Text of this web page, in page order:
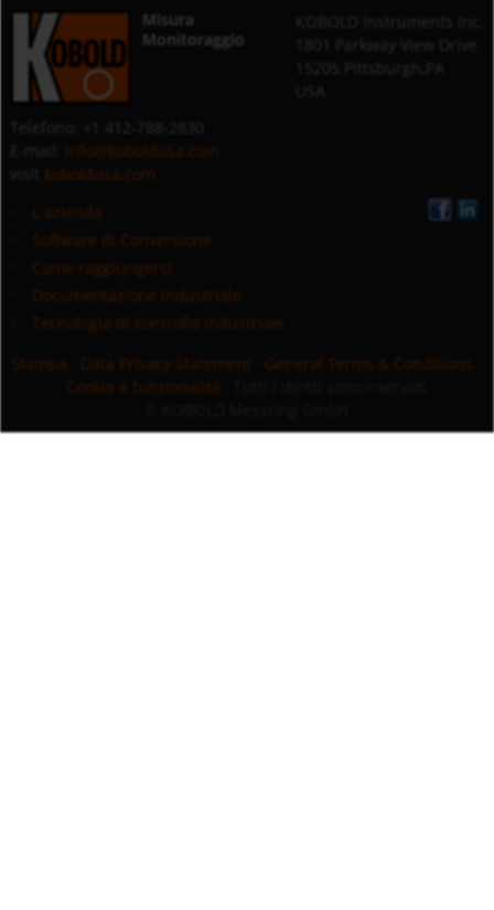
Misura
Monitoraggio
info@koboldusa.com
koboldusa.com
L`azienda
Software di Conversione
Come raggiungerci
Documentazione industriale
Tecnologia di controllo industriale
Stampa
Data Privacy Statement General Terms & Conditions
Cookie e funzionalità